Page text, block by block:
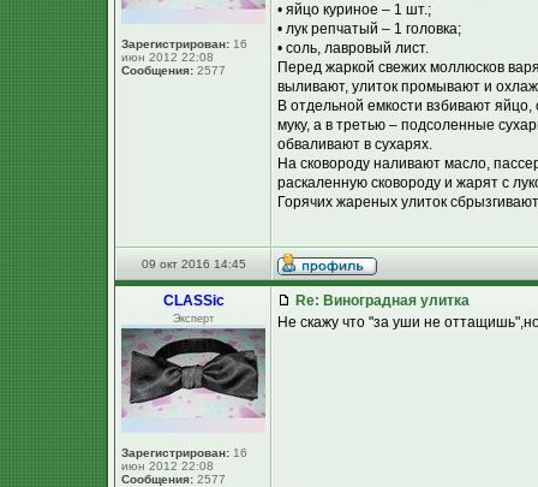
Зарегистрирован: 16
июн 2012 22:08
Сообщения: 2577
• яйцо куриное – 1 шт.;
• лук репчатый – 1 головка;
• соль, лавровый лист.
Перед жаркой свежих моллюсков
выливают, улиток промывают и
В отдельной емкости взбивают
муку, а в третью – подсоленные
обваливают в сухарях.
На сковороду наливают масло,
раскаленную сковороду и жарят с
Горячих жареных улиток
09 окт 2016 14:45
CLASSic
Эксперт
Зарегистрирован: 16
июн 2012 22:08
Сообщения: 2577
Re: Виноградная улитка
Не скажу что "за уши не